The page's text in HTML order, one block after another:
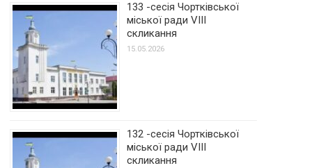
133 -сесія Чортківської
міської ради VIII
скликання
15.05.2026
132 -сесія Чортківської
міської ради VIII
скликання